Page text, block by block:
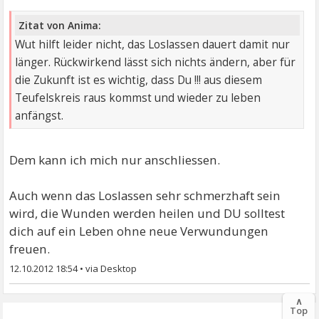
Zitat von Anima:
Wut hilft leider nicht, das Loslassen dauert damit nur
länger. Rückwirkend lässt sich nichts ändern, aber für
die Zukunft ist es wichtig, dass Du !!! aus diesem
Teufelskreis raus kommst und wieder zu leben
anfängst.
Dem kann ich mich nur anschliessen.
Auch wenn das Loslassen sehr schmerzhaft sein
wird, die Wunden werden heilen und DU solltest
dich auf ein Leben ohne neue Verwundungen
freuen.
12.10.2012 18:54•
∧
Top